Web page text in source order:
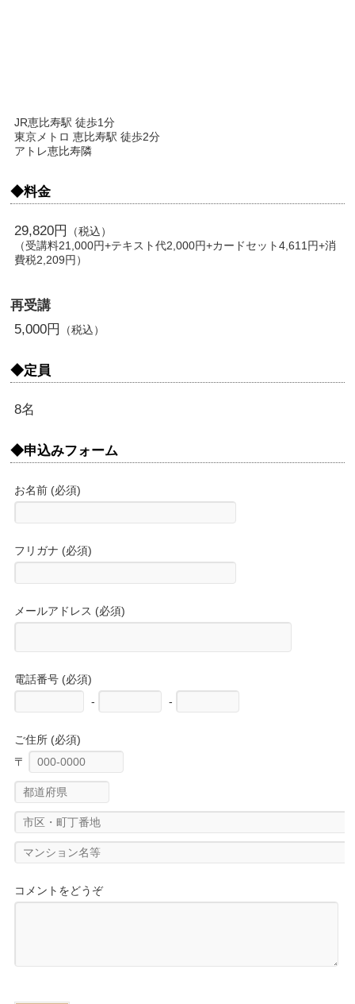
JR恵比寿駅 徒歩1分
東京メトロ 恵比寿駅 徒歩2分
アトレ恵比寿隣
◆料金
29,820円
（税込）
（受講料21,000円+テキスト代2,000円+カードセット4,611円+消
費税2,209円）
再受講
5,000円
（税込）
◆定員
8名
◆申込みフォーム
お名前 (必須)
フリガナ (必須)
メールアドレス (必須)
電話番号 (必須)
-
-
ご住所 (必須)
〒
コメントをどうぞ